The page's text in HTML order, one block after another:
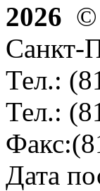
2026 ©
Санкт-
Тел.:
Тел.:
Дата